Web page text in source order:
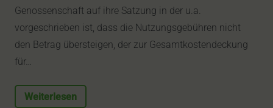
Genossenschaft auf ihre Satzung in der u.a.
vorgeschrieben ist, dass die Nutzungsgebühren nicht
den Betrag übersteigen, der zur Gesamtkostendeckung
für…
Weiterlesen